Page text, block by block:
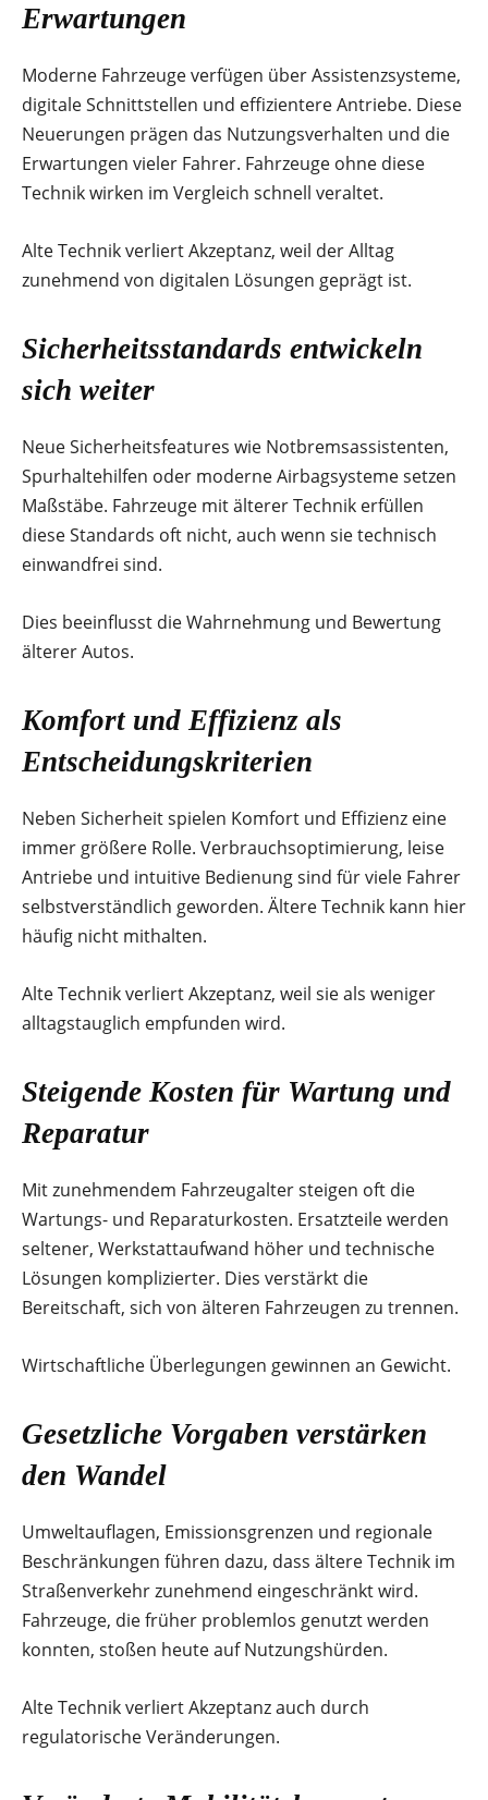
Erwartungen
Moderne Fahrzeuge verfügen über Assistenzsysteme,
digitale Schnittstellen und effizientere Antriebe. Diese
Neuerungen prägen das Nutzungsverhalten und die
Erwartungen vieler Fahrer. Fahrzeuge ohne diese
Technik wirken im Vergleich schnell veraltet.
Alte Technik verliert Akzeptanz, weil der Alltag
zunehmend von digitalen Lösungen geprägt ist.
Sicherheitsstandards entwickeln
sich weiter
Neue Sicherheitsfeatures wie Notbremsassistenten,
Spurhaltehilfen oder moderne Airbagsysteme setzen
Maßstäbe. Fahrzeuge mit älterer Technik erfüllen
diese Standards oft nicht, auch wenn sie technisch
einwandfrei sind.
Dies beeinflusst die Wahrnehmung und Bewertung
älterer Autos.
Komfort und Effizienz als
Entscheidungskriterien
Neben Sicherheit spielen Komfort und Effizienz eine
immer größere Rolle. Verbrauchsoptimierung, leise
Antriebe und intuitive Bedienung sind für viele Fahrer
selbstverständlich geworden. Ältere Technik kann hier
häufig nicht mithalten.
Alte Technik verliert Akzeptanz, weil sie als weniger
alltagstauglich empfunden wird.
Steigende Kosten für Wartung und
Reparatur
Mit zunehmendem Fahrzeugalter steigen oft die
Wartungs- und Reparaturkosten. Ersatzteile werden
seltener, Werkstattaufwand höher und technische
Lösungen komplizierter. Dies verstärkt die
Bereitschaft, sich von älteren Fahrzeugen zu trennen.
Wirtschaftliche Überlegungen gewinnen an Gewicht.
Gesetzliche Vorgaben verstärken
den Wandel
Umweltauflagen, Emissionsgrenzen und regionale
Beschränkungen führen dazu, dass ältere Technik im
Straßenverkehr zunehmend eingeschränkt wird.
Fahrzeuge, die früher problemlos genutzt werden
konnten, stoßen heute auf Nutzungshürden.
Alte Technik verliert Akzeptanz auch durch
regulatorische Veränderungen.